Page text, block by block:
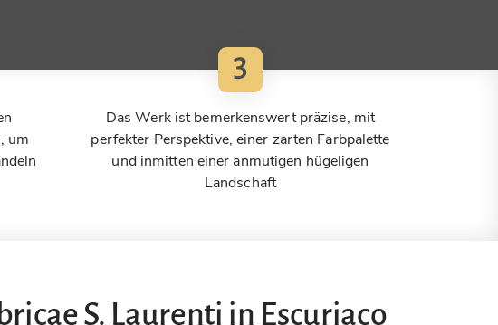
um
3
Das Werk ist bemerkenswert präzise, mit
perfekter Perspektive, einer zarten Farbpalette
und inmitten einer anmutigen hügeligen
Landschaft
S. Laurenti in Escuriaco